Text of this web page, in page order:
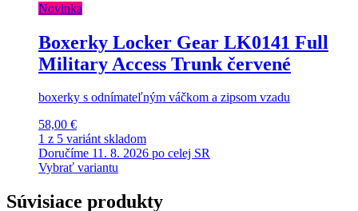
Novinka
Boxerky Locker Gear LK0141 Full
Military Access Trunk červené
boxerky s odnímateľným váčkom a zipsom vzadu
58,00 €
1 z 5 variánt skladom
Doručíme 11. 8. 2026 po celej SR
Vybrať variantu
Súvisiace produkty